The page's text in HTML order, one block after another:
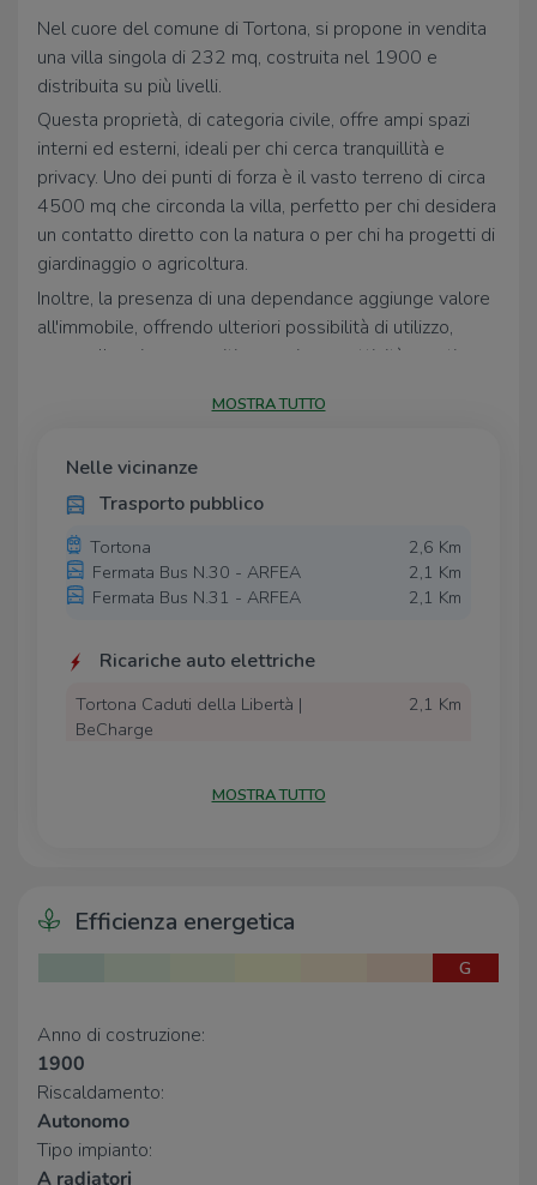
Nel cuore del comune di Tortona, si propone in vendita
una villa singola di 232 mq, costruita nel 1900 e
distribuita su più livelli.
Questa proprietà, di categoria civile, offre ampi spazi
interni ed esterni, ideali per chi cerca tranquillità e
privacy. Uno dei punti di forza è il vasto terreno di circa
4500 mq che circonda la villa, perfetto per chi desidera
un contatto diretto con la natura o per chi ha progetti di
giardinaggio o agricoltura.
Inoltre, la presenza di una dependance aggiunge valore
all'immobile, offrendo ulteriori possibilità di utilizzo,
come alloggio per ospiti o spazio per attività creative.
desidera vivere in un contesto storico, senza rinunciare
MOSTRA TUTTO
Nelle vicinanze
Trasporto pubblico
Tortona
2,6 Km
Fermata Bus N.30 - ARFEA
2,1 Km
Fermata Bus N.31 - ARFEA
2,1 Km
Ricariche auto elettriche
Tortona Caduti della Libertà |
BeCharge
2,1 Km
Tortona Silla | EnelX
Scuola primaria "Gianni Rodari"
Guglielmo Marconi
2,3 Km
Farmacia Centrale
Iper Farma
Farmacia
MOSTRA TUTTO
Efficienza energetica
G
Anno di costruzione:
1900
Riscaldamento:
Autonomo
Tipo impianto:
A radiatori